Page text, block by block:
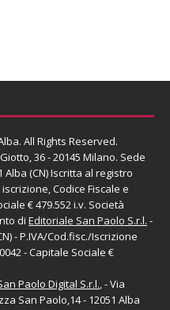
All Rights Reserved.
36 - 20145 Milano. Sede
Alba (CN) Iscritta al registro
Codice Fiscale e
€ 479.552 i.v. Società
di Editoriale San Paolo S.r.l. -
- P.IVA/Cod.fisc./Iscrizione
- Capitale Sociale €
Paolo Digital S.r.l., - Via
San Paolo,14 - 12051 Alba